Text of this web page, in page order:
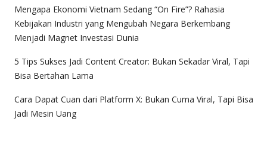
Mengapa Ekonomi Vietnam Sedang “On Fire”? Rahasia
Kebijakan Industri yang Mengubah Negara Berkembang
Menjadi Magnet Investasi Dunia
5 Tips Sukses Jadi Content Creator: Bukan Sekadar Viral, Tapi
Bisa Bertahan Lama
Cara Dapat Cuan dari Platform X: Bukan Cuma Viral, Tapi Bisa
Jadi Mesin Uang